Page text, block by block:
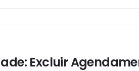
Excluir